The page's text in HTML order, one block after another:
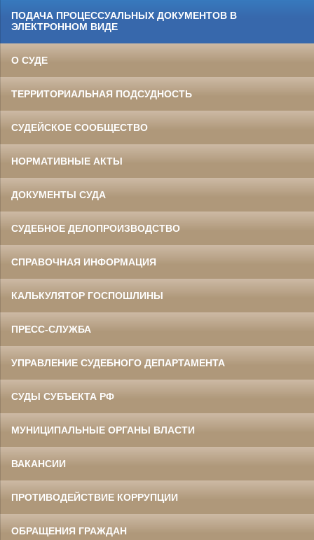
ПОДАЧА ПРОЦЕССУАЛЬНЫХ ДОКУМЕНТОВ В
ЭЛЕКТРОННОМ ВИДЕ
О СУДЕ
ТЕРРИТОРИАЛЬНАЯ ПОДСУДНОСТЬ
СУДЕЙСКОЕ СООБЩЕСТВО
НОРМАТИВНЫЕ АКТЫ
ДОКУМЕНТЫ СУДА
СУДЕБНОЕ ДЕЛОПРОИЗВОДСТВО
СПРАВОЧНАЯ ИНФОРМАЦИЯ
КАЛЬКУЛЯТОР ГОСПОШЛИНЫ
ПРЕСС-СЛУЖБА
УПРАВЛЕНИЕ СУДЕБНОГО ДЕПАРТАМЕНТА
СУДЫ СУБЪЕКТА РФ
МУНИЦИПАЛЬНЫЕ ОРГАНЫ ВЛАСТИ
ВАКАНСИИ
ПРОТИВОДЕЙСТВИЕ КОРРУПЦИИ
ОБРАЩЕНИЯ ГРАЖДАН